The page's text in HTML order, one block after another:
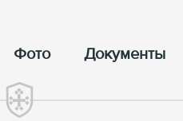
Фото Документы